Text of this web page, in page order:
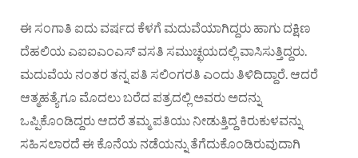
ಈ ಸಂಗಾತಿ ಐದು ವರ್ಷದ ಕೆಳಗೆ ಮದುವೆಯಾಗಿದ್ದರು ಹಾಗು ದಕ್ಷಿಣ
ದೆಹಲಿಯ ಎಐಐಎಂಎಸ್ ವಸತಿ ಸಮುಚ್ಛಯದಲ್ಲಿ ವಾಸಿಸುತ್ತಿದ್ದರು.
ಮದುವೆಯ ನಂತರ ತನ್ನ ಪತಿ ಸಲಿಂಗರತಿ ಎಂದು ತಿಳಿದಿದ್ದಾರೆ. ಆದರೆ
ಆತ್ಮಹತ್ಯೆಗೂ ಮೊದಲು ಬರೆದ ಪತ್ರದಲ್ಲಿ ಅವರು ಅದನ್ನು
ಒಪ್ಪಿಕೊಂಡಿದ್ದರು ಆದರೆ ತಮ್ಮ ಪತಿಯು ನೀಡುತ್ತಿದ್ದ ಕಿರುಕುಳವನ್ನು
ಸಹಿಸಲಾರದೆ ಈ ಕೊನೆಯ ನಡೆಯನ್ನು ತೆಗೆದುಕೊಂಡಿರುವುದಾಗಿ